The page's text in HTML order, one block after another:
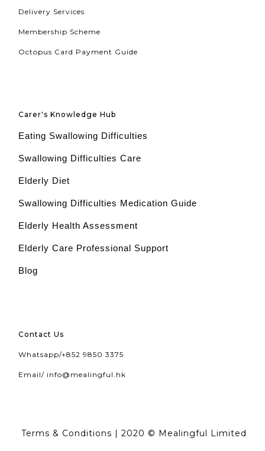
Delivery Services
Membership Scheme
Octopus Card Payment Guide
Carer's Knowledge Hub
Eating Swallowing Difficulties
Swallowing Difficulties Care
Elderly Diet
Swallowing Difficulties Medication Guide
Elderly Health Assessment
Elderly Care Professional Support
Blog
Contact Us
Whatsapp/+852 9850 3375
Email/ info@mealingful.hk
Terms & Conditions | 2020 © Mealingful Limited